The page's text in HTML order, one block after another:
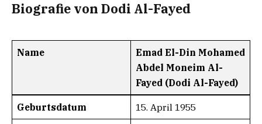
Biografie von Dodi Al-Fayed
Name
Emad El-Din Mohamed
Abdel Moneim Al-
Fayed (Dodi Al-Fayed)
Geburtsdatum 15. April 1955